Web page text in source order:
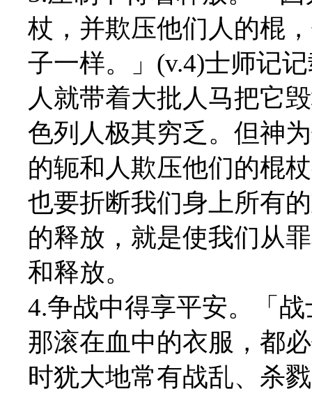
杖，并欺压他们人的棍
子一样。」(v.4)士师记
人就带着大批人马把它
色列人极其穷乏。但神
的轭和人欺压他们的棍
也要折断我们身上所有
的释放，就是使我们从
和释放。
4.争战中得享平安。「
那滚在血中的衣服，都
时犹大地常有战乱、杀